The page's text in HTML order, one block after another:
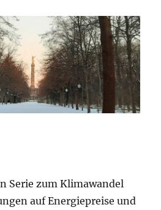
Serie zum Klimawandel
auf Energiepreise und